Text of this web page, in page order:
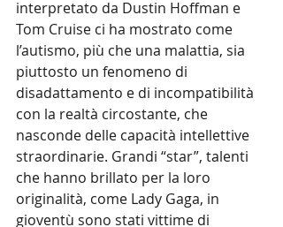
interpretato da Dustin Hoffman e
Tom Cruise ci ha mostrato come
l’autismo, più che una malattia, sia
piuttosto un fenomeno di
disadattamento e di incompatibilità
con la realtà circostante, che
nasconde delle capacità intellettive
straordinarie. Grandi “star”, talenti
che hanno brillato per la loro
originalità, come Lady Gaga, in
gioventù sono stati vittime di